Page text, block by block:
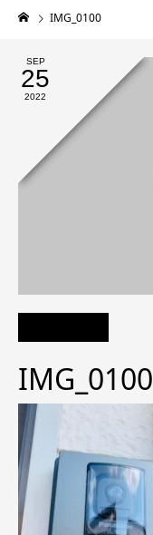
IMG_0100
SEP
25
2022
IMG_0100